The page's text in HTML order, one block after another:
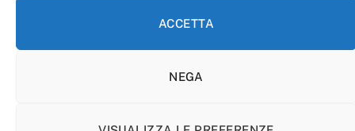
ACCETTA
NEGA
COOKIE POLICY